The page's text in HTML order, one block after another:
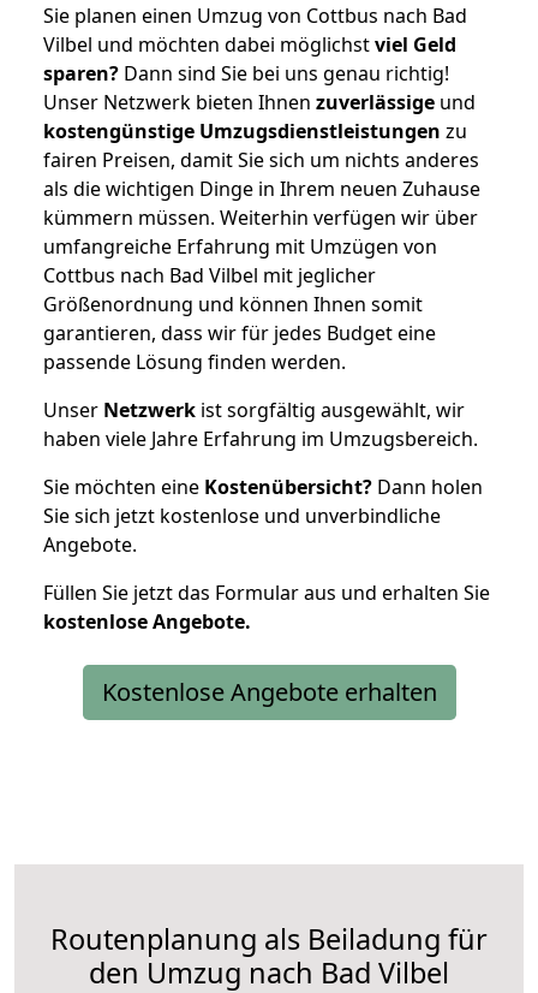
Sie planen einen Umzug von Cottbus nach Bad
Vilbel und möchten dabei möglichstviel Geld
sparen? Dann sind Sie bei uns genau richtig!
Unser Netzwerk bieten Ihnen zuverlässige und
kostengünstige Umzugsdienstleistungen zu
fairen Preisen, damit Sie sich um nichts anderes
als die wichtigen Dinge in Ihrem neuen Zuhause
kümmern müssen. Weiterhin verfügen wir über
umfangreiche Erfahrung mit Umzügen von
Cottbus nach Bad Vilbel mit jeglicher
Größenordnung und können Ihnen somit
garantieren, dass wir für jedes Budget eine
passende Lösung finden werden.
Unser Netzwerk ist sorgfältig ausgewählt, wir
haben viele Jahre Erfahrung im Umzugsbereich.
Sie möchten eine Kostenübersicht? Dann holen
Sie sich jetzt kostenlose und unverbindliche
Angebote.
Füllen Sie jetzt das Formular aus und erhalten Sie
kostenloseAngebote.
Kostenlose Angebote erhalten
Routenplanung als Beiladung für
den Umzug nach Bad Vilbel